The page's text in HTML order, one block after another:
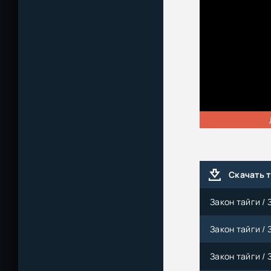
Скачать
Закон тайги /
Закон тайги /
Закон тайги /